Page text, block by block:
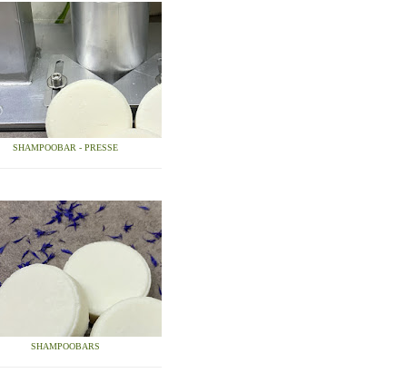
SHAMPOOBAR - PRESSE
SHAMPOOBARS